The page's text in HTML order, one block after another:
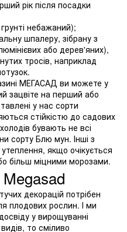
рік після посадки
небажаний);
шпалеру, зібрану з
або дерев'яних),
тросів, наприклад
МЕГАСАД ви можете у
зацвіте на перший або
у нас сорти
стійкістю до садових
бувають не всі
сорту Блю мун. Інші з
якщо очікується
більш міцними морозами.
Megasad
декорацій потрібен
плодових рослин. І ми
у вирощуванні
то сміливо